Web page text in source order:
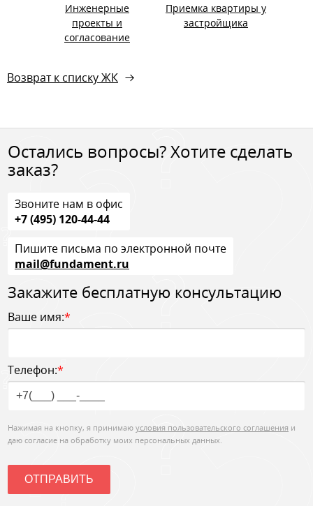
Инженерные
проекты и
согласование
Приемка квартиры у
застройщика
Возврат к списку ЖК
Остались вопросы? Хотите сделать
заказ?
Звоните нам в офис
+7 (495) 120-44-44
Пишите письма по электронной почте
mail@fundament.ru
Закажите бесплатную консультацию
Ваше имя:*
Телефон:*
Нажимая на кнопку, я принимаю условия пользовательского соглашения и
даю согласие на обработку моих персональных данных.
ОТПРАВИТЬ